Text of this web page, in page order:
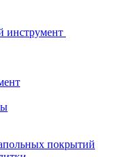
инструмент
покрытий